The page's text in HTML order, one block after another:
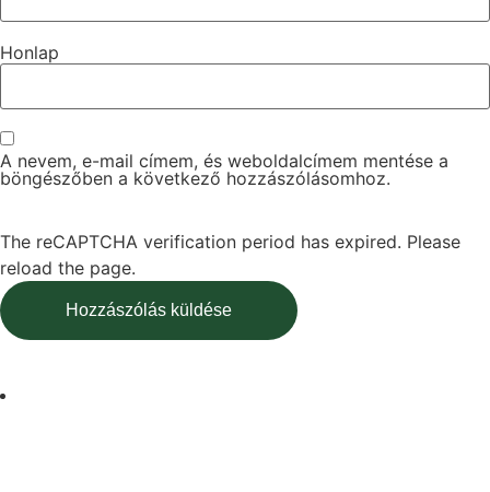
Honlap
A nevem, e-mail címem, és weboldalcímem mentése a
böngészőben a következő hozzászólásomhoz.
The reCAPTCHA verification period has expired. Please
reload the page.